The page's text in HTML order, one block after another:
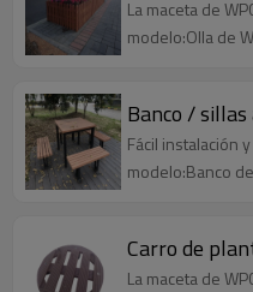
La maceta de
modelo:Olla de
Banco /
Fácil instalación
modelo:Banco
Carro de
La maceta de